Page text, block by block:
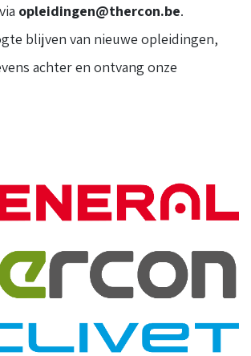
opleidingen@thercon.be.
blijven van nieuwe opleidingen,
achter en ontvang onze